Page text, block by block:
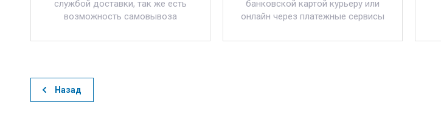
службой доставки, так же есть
возможность самовывоза
банковской картой курьеру или
онлайн через платежные сервисы
Назад